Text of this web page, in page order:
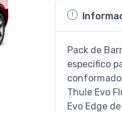
Pack de
especifico
Thule Evo
Evo Edge